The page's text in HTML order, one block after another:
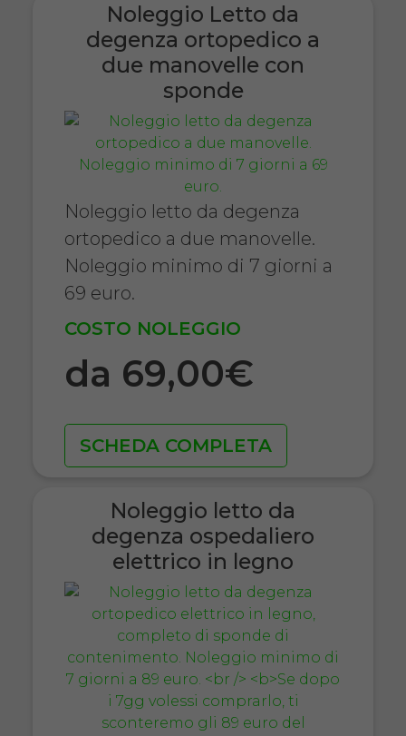
Noleggio Letto da
degenza ortopedico a
due manovelle con
sponde
Noleggio letto da degenza
ortopedico a due manovelle.
Noleggio minimo di 7 giorni a
69 euro.
COSTO NOLEGGIO
da 69,00€
SCHEDA COMPLETA
Noleggio letto da
degenza ospedaliero
elettrico in legno